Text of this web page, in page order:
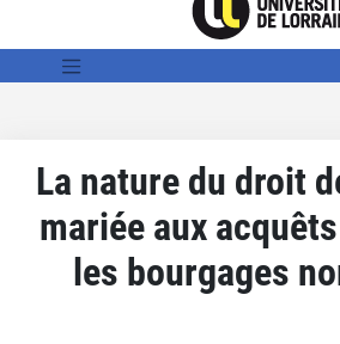
La nature du droit
mariée aux
les bourgages